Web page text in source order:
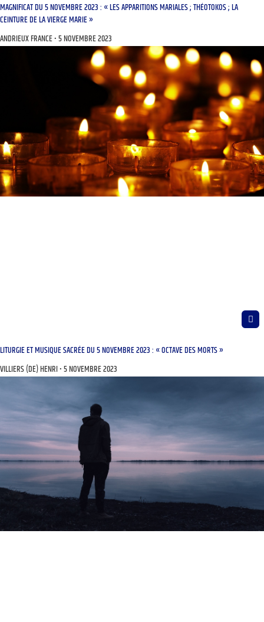
MAGNIFICAT DU 5 NOVEMBRE 2023 : « LES APPARITIONS MARIALES ; THÉOTOKOS ; LA
CEINTURE DE LA VIERGE MARIE »
ANDRIEUX FRANCE 5 NOVEMBRE 2023
LITURGIE ET MUSIQUE SACRÉE DU 5 NOVEMBRE 2023 : « OCTAVE DES MORTS »
VILLIERS (DE) HENRI 5 NOVEMBRE 2023